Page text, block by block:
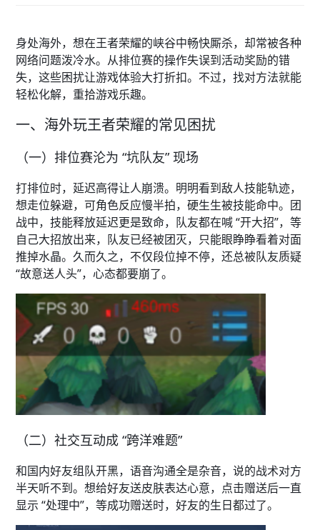
身处海外，想在王者荣耀的峡谷中畅快厮杀，却常被各种
网络问题泼冷水。从排位赛的操作失误到活动奖励的错
失，这些困扰让游戏体验大打折扣。不过，找对方法就能
轻松化解，重拾游戏乐趣。​
一、海外玩王者荣耀的常见困扰​
（一）排位赛沦为 “坑队友” 现场​
打排位时，延迟高得让人崩溃。明明看到敌人技能轨迹，
想走位躲避，可角色反应慢半拍，硬生生被技能命中。团
战中，技能释放延迟更是致命，队友都在喊 “开大招”，等
自己大招放出来，队友已经被团灭，只能眼睁睁看着对面
推掉水晶。久而久之，不仅段位掉不停，还总被队友质疑
“故意送人头”，心态都要崩了。​
（二）社交互动成 “跨洋难题”​
和国内好友组队开黑，语音沟通全是杂音，说的战术对方
半天听不到。想给好友送皮肤表达心意，点击赠送后一直
显示 “处理中”，等成功赠送时，好友的生日都过了。